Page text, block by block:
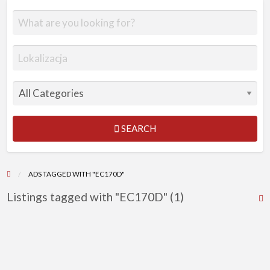
SEARCH
ADS TAGGED WITH "EC170D"
Listings tagged with "EC170D" (1)